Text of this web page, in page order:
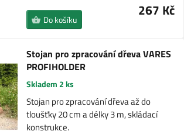
267 Kč
Do košíku
Stojan pro zpracování dřeva VARES
PROFIHOLDER
Skladem 2 ks
Stojan pro zpracování dřeva až do
tloušťky 20 cm a délky 3 m, skládací
konstrukce.